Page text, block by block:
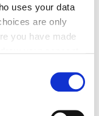
uses your data
are only
you have made
sowie
bleiben auf
Jahrzehnte
gerade